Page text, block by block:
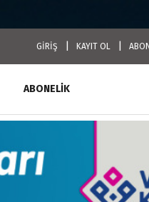
GİRİŞ KAYIT OL
ABONELİK